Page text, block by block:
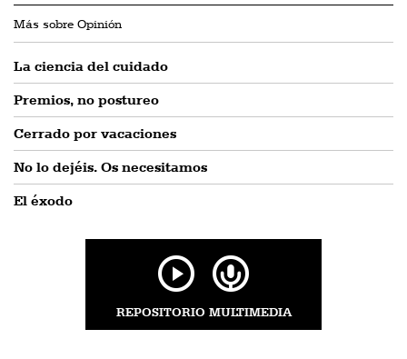
Más sobre Opinión
La ciencia del cuidado
Premios, no postureo
Cerrado por vacaciones
No lo dejéis. Os necesitamos
El éxodo
REPOSITORIO MULTIMEDIA